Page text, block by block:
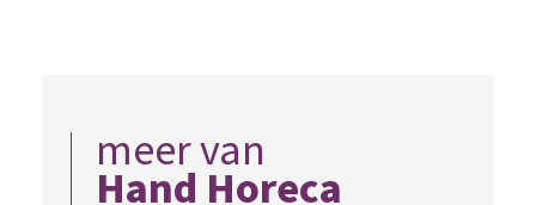
meer van
Hand Horeca